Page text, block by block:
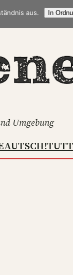
Umgebung
AUTSCH!
aus. In